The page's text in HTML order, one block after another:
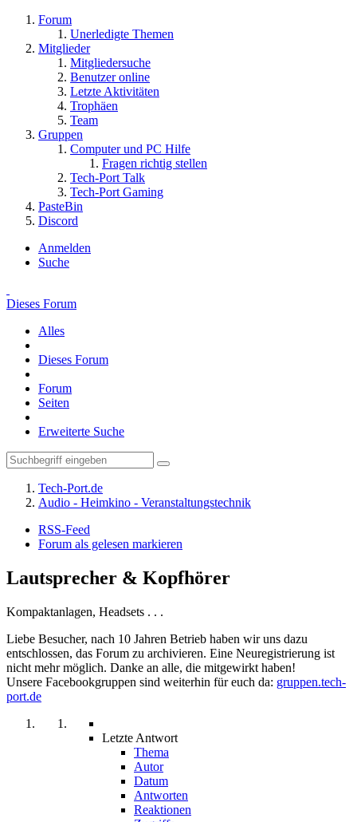
Forum
Unerledigte Themen
Mitglieder
Mitgliedersuche
Benutzer online
Letzte Aktivitäten
Trophäen
Team
Gruppen
Computer und PC Hilfe
Fragen richtig stellen
Tech-Port Talk
Tech-Port Gaming
PasteBin
Discord
Anmelden
Suche
Dieses Forum
Alles
Dieses Forum
Forum
Seiten
Erweiterte Suche
Tech-Port.de
Audio - Heimkino - Veranstaltungstechnik
RSS-Feed
Forum als gelesen markieren
Lautsprecher & Kopfhörer
Kompaktanlagen, Headsets . . .
Liebe Besucher, nach 10 Jahren Betrieb haben wir uns dazu
entschlossen, das Forum zu archivieren. Eine Neuregistrierung ist
nicht mehr möglich. Danke an alle, die mitgewirkt haben!
Unsere Facebookgruppen sind weiterhin für euch da: gruppen.tech-
port.de
Letzte Antwort
Thema
Autor
Datum
Antworten
Reaktionen